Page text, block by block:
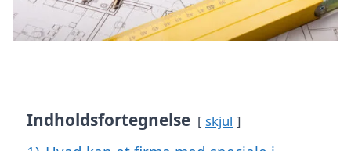
Indholdsfortegnelse skjul